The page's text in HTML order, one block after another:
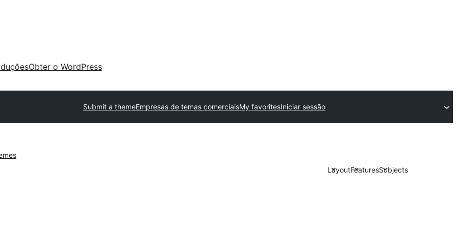
Obter o WordPress
Submit a themeEmpresas de temas comerciaisMy favoritesIniciar sessão
LayoutFeaturesSubjects